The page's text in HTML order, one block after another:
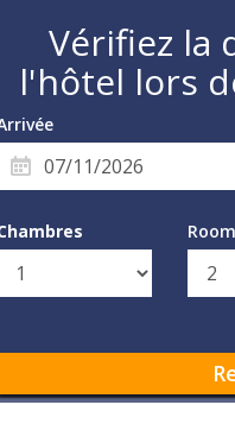
Vérifiez la
l'hôtel lors